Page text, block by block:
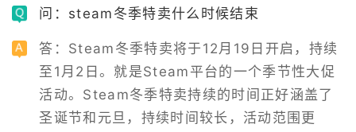
问：steam冬季特卖什么时候结束
答：Steam冬季特卖将于12月19日开启，持续
至1月2日。就是Steam平台的一个季节性大促
活动。Steam冬季特卖持续的时间正好涵盖了
圣诞节和元旦，持续时间较长，活动范围更